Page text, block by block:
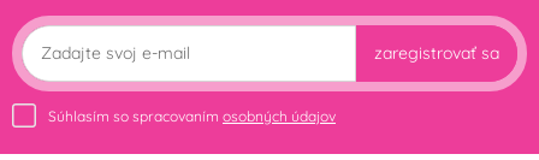
zaregistrovať sa
Súhlasím so spracovaním osobných údajov